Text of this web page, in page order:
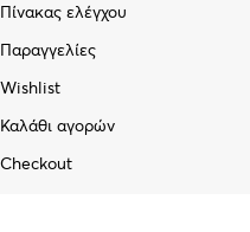
Πίνακας ελέγχου
Παραγγελίες
Wishlist
Καλάθι αγορών
Checkout